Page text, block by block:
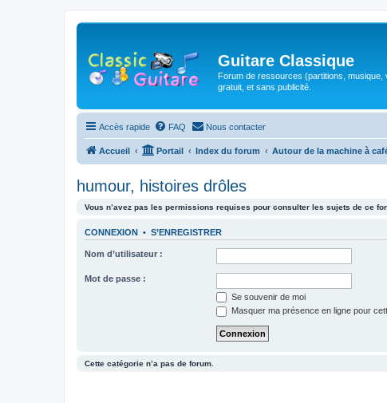
Guitare Classique
Forum de ressources (partitions,
gratuit, et sans publicité.
Accès rapide FAQ Nous contacter
Accueil Portail Index du forum Autour de la machine à
humour, histoires drôles
Vous n’avez pas les permissions requises pour consulter les sujets de ce
CONNEXION • S’ENREGISTRER
Nom d’utilisateur :
Mot de passe :
Se souvenir de moi
Masquer ma présence en ligne pour
Cette catégorie n’a pas de forum.